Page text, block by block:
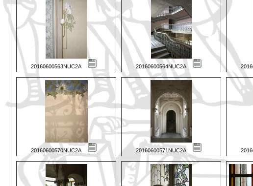
20160600563NUC2A 20160600564NUC2A
20160600570NUC2A 20160600571NUC2A